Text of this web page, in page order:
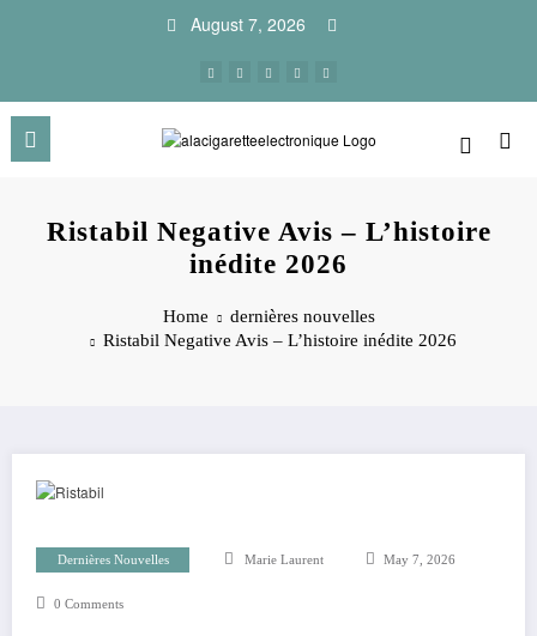
August 7, 2026
Ristabil Negative Avis – L’histoire
inédite 2026
Home
dernières nouvelles
Ristabil Negative Avis – L’histoire inédite 2026
Dernières Nouvelles Marie Laurent May 7, 2026
0 Comments